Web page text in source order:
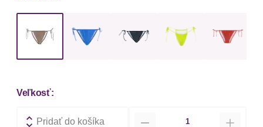
Veľkosť:
Pridať do košíka